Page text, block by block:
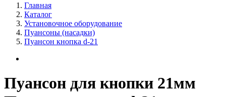
Главная
Каталог
Установочное оборудование
Пуансоны (насадки)
Пуансон кнопка d-21
Пуансон для кнопки 21мм